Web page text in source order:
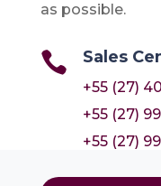
as possible.
 Sales
+55 (27)
+55 (27)
+55 (27)